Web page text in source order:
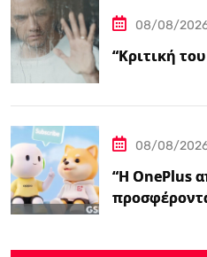
08/08/
“Κριτική
08/08/
“Η OnePlus